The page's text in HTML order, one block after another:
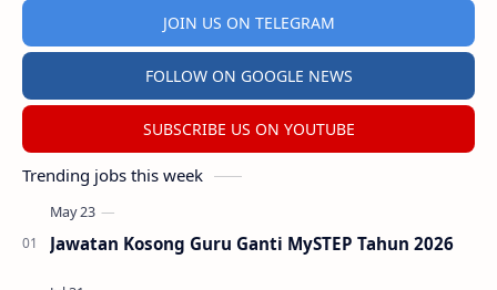
JOIN US ON TELEGRAM
FOLLOW ON GOOGLE NEWS
SUBSCRIBE US ON YOUTUBE
Trending jobs this week
Jawatan Kosong Guru Ganti MySTEP Tahun 2026